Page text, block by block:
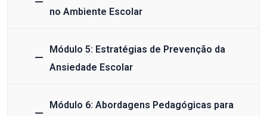
no Ambiente Escolar
Módulo 5: Estratégias de Prevenção da
Ansiedade Escolar
Módulo 6: Abordagens Pedagógicas para